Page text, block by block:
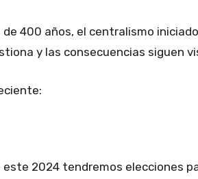
400 años, el centralismo
y las consecuencias siguen
este 2024 tendremos elecciones